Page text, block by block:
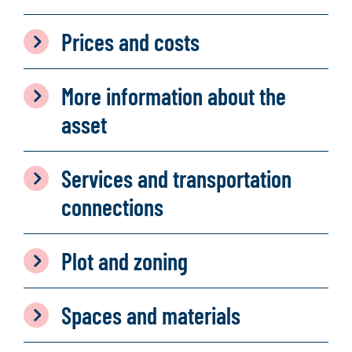
Prices and costs
More information about the
asset
Services and transportation
connections
Plot and zoning
Spaces and materials